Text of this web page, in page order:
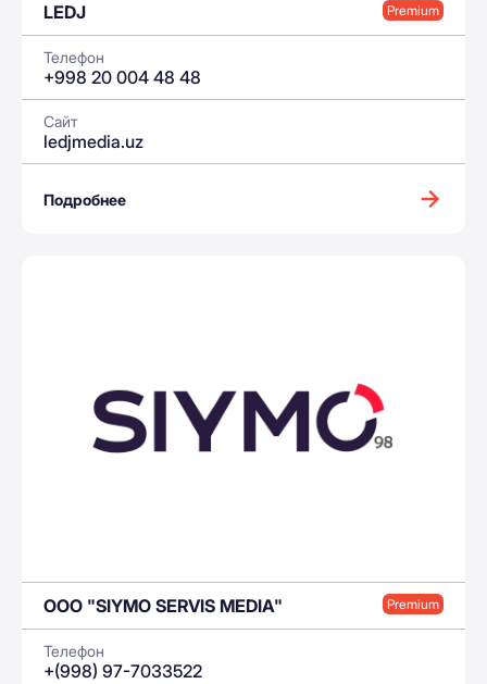
LEDJ Premium
Телефон
+998 20 004 48 48
Сайт
ledjmedia.uz
Подробнее
ООО "SIYMO SERVIS MEDIA" Premium
Телефон
+(998) 97-7033522